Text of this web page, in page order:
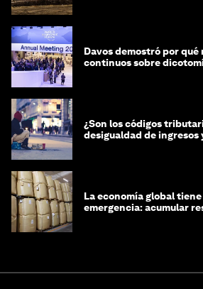
Davos demostró por
continuos sobre
¿Son los códigos
desigualdad de ingresos
La economía global
emergencia: acumular